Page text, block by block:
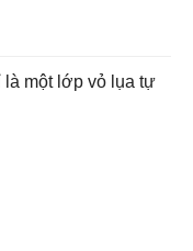
là một lớp vỏ lụa tự